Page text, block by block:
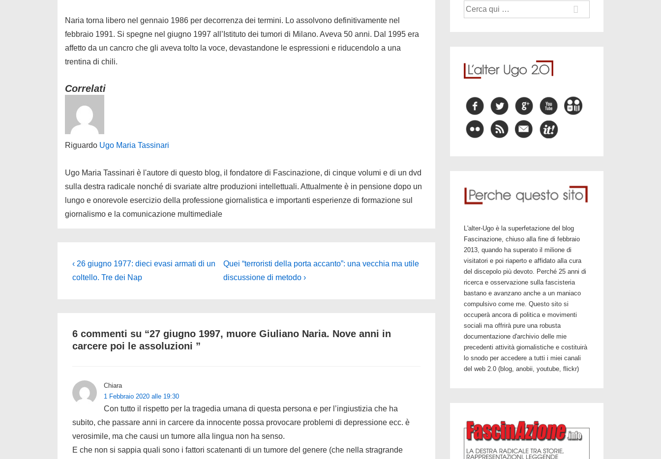
Naria torna libero nel gennaio 1986 per decorrenza dei termini. Lo assolvono definitivamente nel
febbraio 1991. Si spegne nel giugno 1997 all’Istituto dei tumori di Milano. Aveva 50 anni. Dal 1995 era
affetto da un cancro che gli aveva tolto la voce, devastandone le espressioni e riducendolo a una
trentina di chili.
Correlati
Riguardo Ugo Maria Tassinari
Ugo Maria Tassinari è l'autore di questo blog, il fondatore di Fascinazione, di cinque volumi e di un dvd
sulla destra radicale nonché di svariate altre produzioni intellettuali. Attualmente è in pensione dopo un
lungo e onorevole esercizio della professione giornalistica e importanti esperienze di formazione sul
giornalismo e la comunicazione multimediale
Navigazione
articoli
L'articolo
precedente
‹ 26 giugno 1977: dieci evasi armati di un
coltello. Tre dei Nap
Il
prossimo
Quei “terroristi della porta accanto”: una vecchia ma utile
discussione di metodo ›
6 commenti su “27 giugno 1997, muore Giuliano Naria. Nove anni in
carcere poi le assoluzioni ”
Chiara
1 Febbraio 2020 alle 19:30
Con tutto il rispetto per la tragedia umana di questa persona e per l’ingiustizia che ha
subito, che passare anni in carcere da innocente possa provocare problemi di depressione ecc. è
verosimile, ma che causi un tumore alla lingua non ha senso.
E che non si sappia quali sono i fattori scatenanti di un tumore del genere (che nella stragrande
Cerca:
L'alter-Ugo è la superfetazione del blog
Fascinazione, chiuso alla fine di febbraio
2013, quando ha superato il milione di
visitatori e poi riaperto e affidato alla cura
del discepolo più devoto. Perché 25 anni di
ricerca e osservazione sulla fascisteria
bastano e avanzano anche a un maniaco
compulsivo come me. Questo sito si
occuperà ancora di politica e movimenti
sociali ma offrirà pure una robusta
documentazione d'archivio delle mie
precedenti attività giornalistiche e costituirà
lo snodo per accedere a tutti i miei canali
del web 2.0 (blog, anobii, youtube, flickr)